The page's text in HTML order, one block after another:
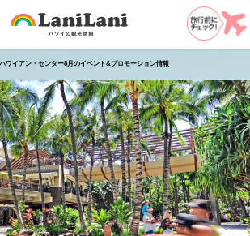
ワイアン・センター8月のイベント&プロモーション情報